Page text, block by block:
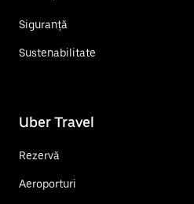
Siguranță
Sustenabilitate
Uber Travel
Rezervă
Aeroporturi